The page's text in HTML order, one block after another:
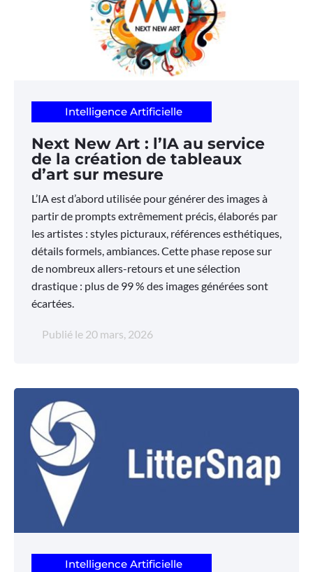
Intelligence Artificielle
Next New Art : l’IA au service
de la création de tableaux
d’art sur mesure
L’IA est d’abord utilisée pour générer des images à
partir de prompts extrêmement précis, élaborés par
les artistes : styles picturaux, références esthétiques,
détails formels, ambiances. Cette phase repose sur
de nombreux allers-retours et une sélection
drastique : plus de 99 % des images générées sont
écartées.
Publié le 20 mars, 2026
Intelligence Artificielle